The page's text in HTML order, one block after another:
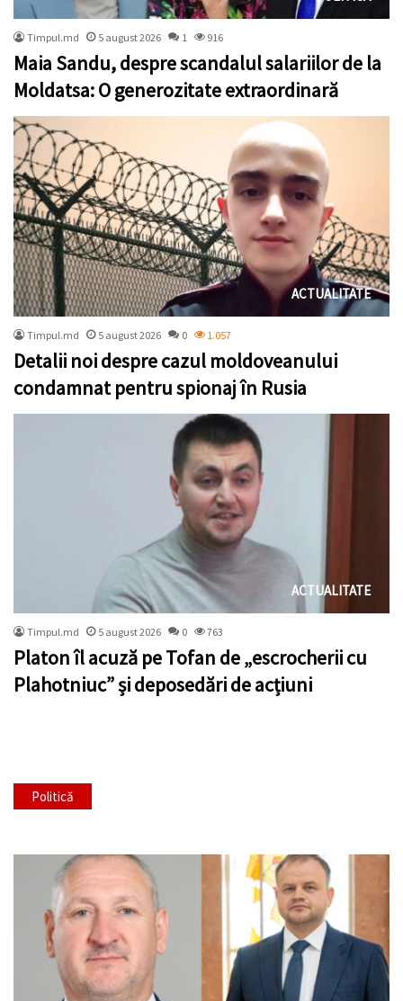
Timpul.md 5 august 2026 1 916
Maia Sandu, despre scandalul salariilor de la
Moldatsa: O generozitate extraordinară
ACTUALITATE
Timpul.md 5 august 2026 0 1.057
Detalii noi despre cazul moldoveanului
condamnat pentru spionaj în Rusia
ACTUALITATE
Timpul.md 5 august 2026 0 763
Platon îl acuză pe Tofan de „escrocherii cu
Plahotniuc” și deposedări de acțiuni
Politică